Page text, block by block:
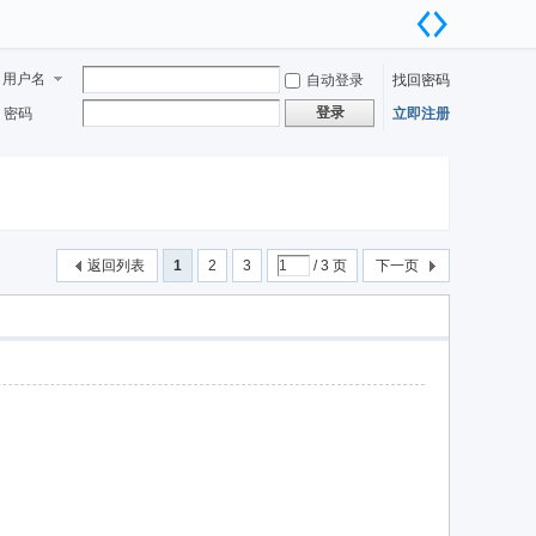
用户名 自动登录
找回密码
密码
登录 立即注册
1 2 3 / 3 页 下一页
返回列表